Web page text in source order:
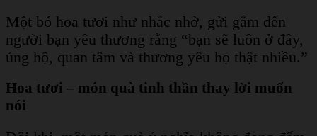
Một bó hoa tươi như nhắc nhở, gửi gắm đến
người bạn yêu thương rằng “bạn sẽ luôn ở đây,
ủng hộ, quan tâm và thương yêu họ thật nhiều.”
Hoa tươi – món quà tinh thần thay lời muốn
nói